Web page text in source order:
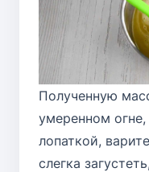
Полученную
умеренном
лопаткой,
слегка